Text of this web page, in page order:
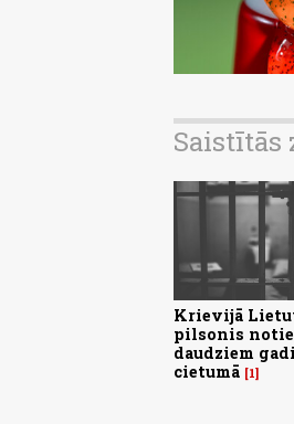
Saistītās
Krievijā
pilsonis
daudziem
cietumā 1